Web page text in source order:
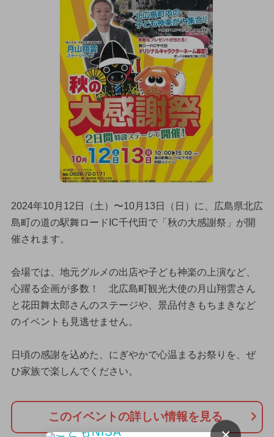
2024年10月12日（土）〜10月13日（日）に、広島県北広
島町の道の駅舞ロードIC千代田で「秋の大感謝祭」が開
催されます。
会場では、地元グルメの出店や子ども神楽の上演など、
心躍る企画が多数！ 北広島町観光大使の月山翔雲さん
と花田舞太郎さんのステージや、景品付きもちまきなど
のイベントも見逃せません。
日頃の感謝を込めた、にぎやかで心温まるお祭りを、ぜ
ひ家族で楽しんでください。
このイベントの詳しい情報を見る